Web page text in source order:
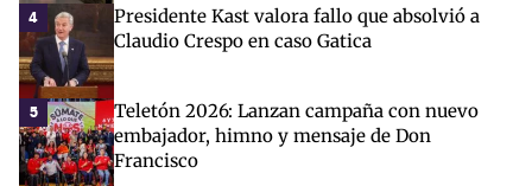
4
Presidente Kast valora fallo que absolvió a
Claudio Crespo en caso Gatica
5
Teletón 2026: Lanzan campaña con nuevo
embajador, himno y mensaje de Don
Francisco